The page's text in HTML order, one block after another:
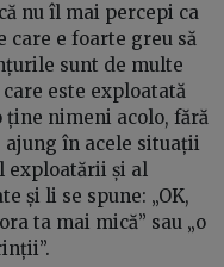
nu îl mai percepi ca
care e foarte greu să
sunt de multe
este exploatată
ține nimeni acolo, fără
ajung în acele situații
exploatării și al
și li se spune: „OK,
ta mai mică” sau „o